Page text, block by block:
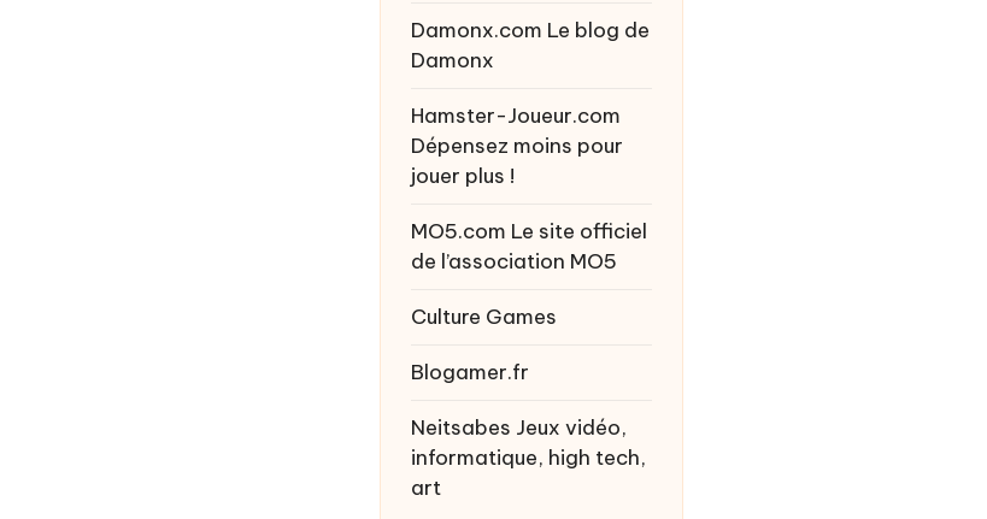
Damonx.com Le blog de
Damonx
Hamster-Joueur.com
Dépensez moins pour
jouer plus !
MO5.com Le site officiel
de l’association MO5
Culture Games
Blogamer.fr
Neitsabes Jeux vidéo,
informatique, high tech,
art